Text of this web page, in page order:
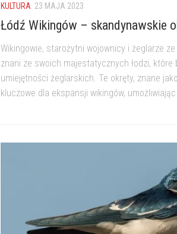
KULTURA 23 MAJA 2023
Łódź Wikingów – skandynawskie
Wikingowie, starożytni wojownicy i żeglarze
znani ze swoich majestatycznych łodzi, które
umiejętności żeglarskich. Te okręty, znane
kluczowe dla ekspansji wikingów,